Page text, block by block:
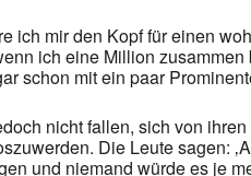
ich mir den Kopf für einen
ich eine Million
schon mit ein paar
nicht fallen, sich von ihren
Die Leute sagen:
und niemand würde es je